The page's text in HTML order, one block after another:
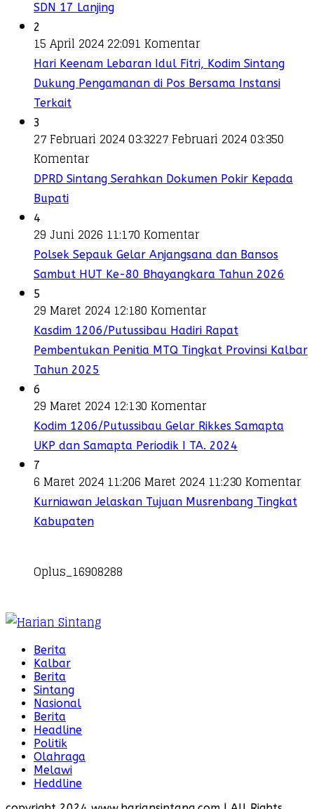
SDN 17 Lanjing
2
15 April 2024 22:091 Komentar
Hari Keenam Lebaran Idul Fitri, Kodim Sintang
Dukung Pengamanan di Pos Bersama Instansi
Terkait
3
27 Februari 2024 03:3227 Februari 2024 03:350
Komentar
DPRD Sintang Serahkan Dokumen Pokir Kepada
Bupati
4
29 Juni 2026 11:170 Komentar
Polsek Sepauk Gelar Anjangsana dan Bansos
Sambut HUT Ke-80 Bhayangkara Tahun 2026
5
29 Maret 2024 12:180 Komentar
Kasdim 1206/Putussibau Hadiri Rapat
Pembentukan Penitia MTQ Tingkat Provinsi Kalbar
Tahun 2025
6
29 Maret 2024 12:130 Komentar
Kodim 1206/Putussibau Gelar Rikkes Samapta
UKP dan Samapta Periodik I TA. 2024
7
6 Maret 2024 11:206 Maret 2024 11:230 Komentar
Kurniawan Jelaskan Tujuan Musrenbang Tingkat
Kabupaten
Oplus_16908288
Berita
Kalbar
Berita
Sintang
Nasional
Berita
Headline
Politik
Olahraga
Melawi
Heddline